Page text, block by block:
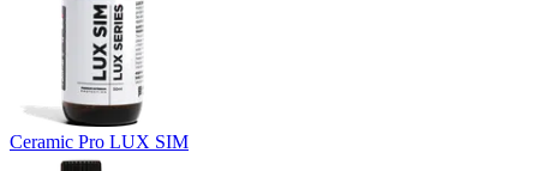
Ceramic Pro LUX SIM